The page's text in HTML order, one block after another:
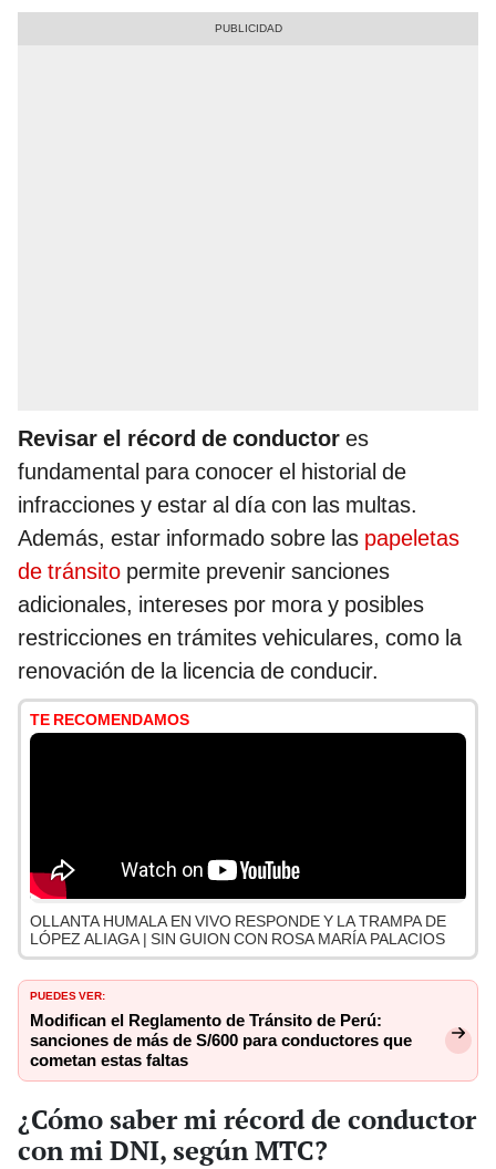
Revisar el récord de conductor es
fundamental para conocer el historial de
infracciones y estar al día con las multas.
Además, estar informado sobre las papeletas
de tránsito permite prevenir sanciones
adicionales, intereses por mora y posibles
restricciones en trámites vehiculares, como la
renovación de la licencia de conducir.
TE RECOMENDAMOS
OLLANTA HUMALA EN VIVO RESPONDE Y LA TRAMPA DE
LÓPEZ ALIAGA | SIN GUION CON ROSA MARÍA PALACIOS
PUEDES VER:
Modifican el Reglamento de Tránsito de Perú:
sanciones de más de S/600 para conductores que
cometan estas faltas
¿Cómo saber mi récord de conductor
con mi DNI, según MTC?